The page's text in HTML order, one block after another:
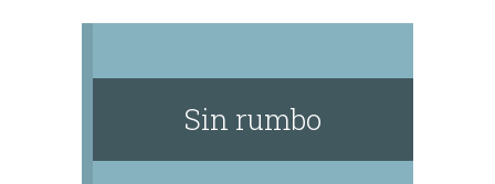
Sin rumbo